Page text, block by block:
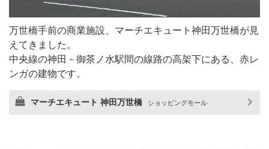
万世橋手前の商業施設、マーチエキュート神田万世橋が見
えてきました。
中央線の神田－御茶ノ水駅間の線路の高架下にある、赤レ
ンガの建物です。
マーチエキュート 神田万世橋 ショッピングモール